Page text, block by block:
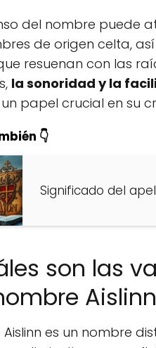
del nombre puede
de origen celta,
resuenan con las
la sonoridad y la
papel crucial en su
👇
Significado del
son las
Aislinn es un nombre